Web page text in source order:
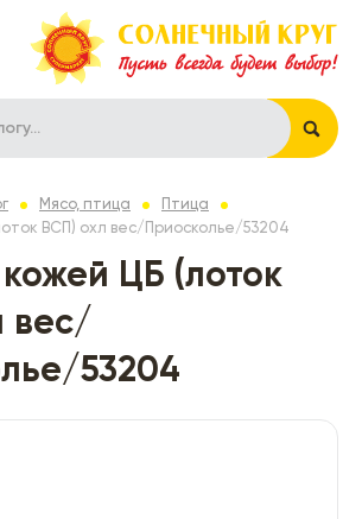
Мясо, птица
Птица
ВСП) охл вес/Приосколье/53204
ЦБ (лоток
вес/
53204